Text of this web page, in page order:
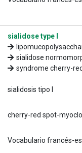
sialidose type I
sialidose
syndrome cherry-
sialidosis tipo I
cherry-red spot-
Vocabulario francés-